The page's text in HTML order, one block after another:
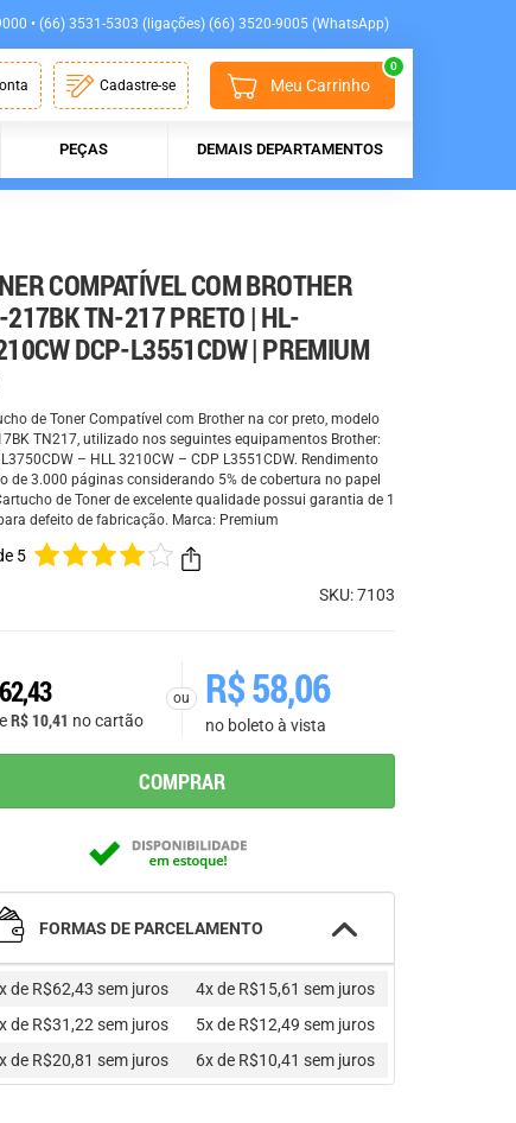
• (66) 3531-5303 (ligações) (66) 3520-9005 (WhatsApp)
Cadastre-se Meu Carrinho
0
PEÇAS DEMAIS DEPARTAMENTOS
COMPATÍVEL COM BROTHER
TN-217 PRETO | HL-
DCP-L3551CDW | PREMIUM
de Toner Compatível com Brother na cor preto, modelo
TN217, utilizado nos seguintes equipamentos Brother:
L3750CDW – HLL 3210CW – CDP L3551CDW. Rendimento
de 3.000 páginas considerando 5% de cobertura no papel
de Toner de excelente qualidade possui garantia de 1
defeito de fabricação. Marca: Premium
5
SKU: 7103
R$ 10,41 no cartão
ou R$58,06
no boleto à vista
COMPRAR
FORMAS DE PARCELAMENTO
de R$62,43 sem juros
de R$31,22sem juros
de R$20,81 sem juros
4x de R$15,61 sem juros
5x de R$12,49 sem juros
6x de R$10,41 sem juros